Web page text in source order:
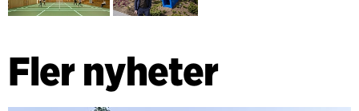
Fler nyheter